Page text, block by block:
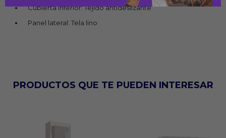
Cubierta inferior: Tejido antideslizante
Panel lateral: Tela lino
PRODUCTOS QUE TE PUEDEN INTERESAR